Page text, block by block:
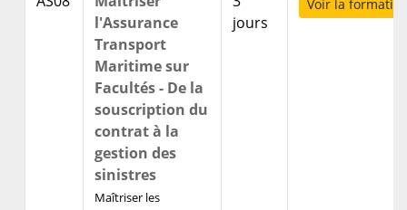
l'Assurance
Transport
Maritime sur
Facultés - De la
souscription du
contrat à la
gestion des
sinistres
Maîtriser les
jours
Voir la